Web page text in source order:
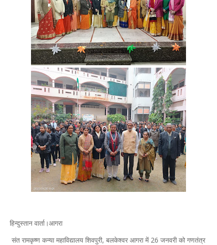
हिन्दुस्तान वार्ता।आगरा
संत रामकृष्ण कन्या महाविद्यालय शिवपुरी, बलकेश्वर आगरा में 26 जनवरी को गणतंत्र